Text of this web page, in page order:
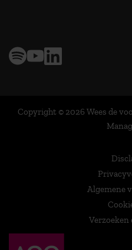
Copyright © 2026 Wees de
Algemene
Verzoeken